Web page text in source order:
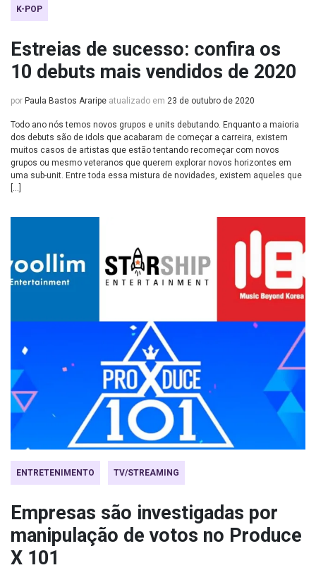
K-POP
Estreias de sucesso: confira os
10 debuts mais vendidos de 2020
por Paula Bastos Araripe atualizado em 23 de outubro de 2020
Todo ano nós temos novos grupos e units debutando. Enquanto a maioria
dos debuts são de idols que acabaram de começar a carreira, existem
muitos casos de artistas que estão tentando recomeçar com novos
grupos ou mesmo veteranos que querem explorar novos horizontes em
uma sub-unit. Entre toda essa mistura de novidades, existem aqueles que
[…]
ENTRETENIMENTO TV/STREAMING
Empresas são investigadas por
manipulação de votos no Produce
X 101